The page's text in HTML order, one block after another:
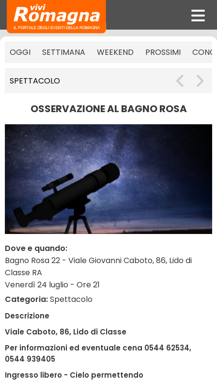
OGGI SETTIMANA WEEKEND PROSSIMI
SPETTACOLO
OSSERVAZIONE AL BAGNO ROSA
Dove e quando:
Bagno Rosa 22 - Viale Giovanni Caboto, 86, Lido di
Classe RA
Venerdì 24 luglio - Ore 21
Categoria:Spettacolo
Descrizione
Viale Caboto, 86, Lido di Classe
Per informazioni ed eventuale cena 0544 62534,
0544 939405
Ingresso libero - Cielo permettendo